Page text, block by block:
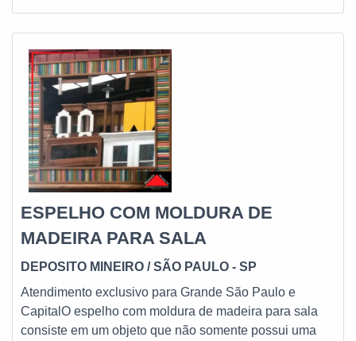
ESPELHO COM MOLDURA DE
MADEIRA PARA SALA
DEPOSITO MINEIRO / SÃO PAULO - SP
Atendimento exclusivo para Grande São Paulo e
CapitalO espelho com moldura de madeira para sala
consiste em um objeto que não somente possui uma